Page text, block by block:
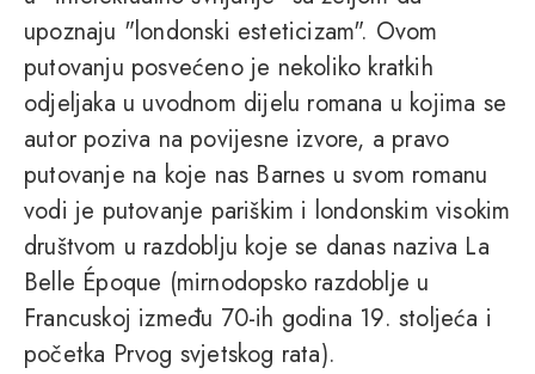
upoznaju "londonski esteticizam". Ovom
putovanju posvećeno je nekoliko kratkih
odjeljaka u uvodnom dijelu romana u kojima se
autor poziva na povijesne izvore, a pravo
putovanje na koje nas Barnes u svom romanu
vodi je putovanje pariškim i londonskim visokim
društvom u razdoblju koje se danas naziva La
Belle Époque (mirnodopsko razdoblje u
Francuskoj između 70-ih godina 19. stoljeća i
početka Prvog svjetskog rata).